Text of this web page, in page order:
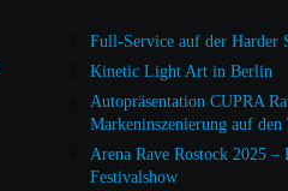
Full-Service auf der Harder
Kinetic Light Art in Berlin
Autopräsentation CUPRA
Markeninszenierung auf
Arena Rave Rostock 2025
Festivalshow